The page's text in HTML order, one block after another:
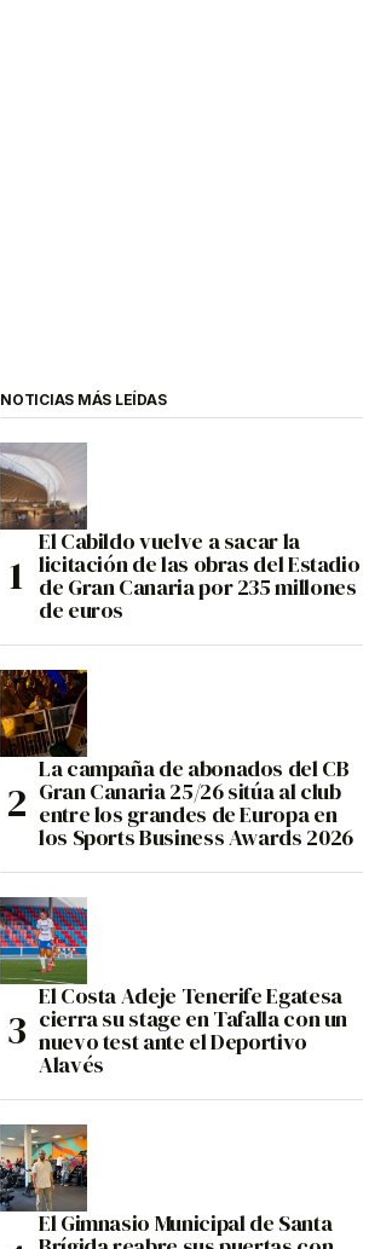
NOTICIAS MÁS LEÍDAS
El Cabildo vuelve a sacar la
licitación de las obras del Estadio
de Gran Canaria por 235 millones
de euros
La campaña de abonados del CB
Gran Canaria 25/26 sitúa al club
entre los grandes de Europa en
los Sports Business Awards 2026
El Costa Adeje Tenerife Egatesa
cierra su stage en Tafalla con un
nuevo test ante el Deportivo
Alavés
El Gimnasio Municipal de Santa